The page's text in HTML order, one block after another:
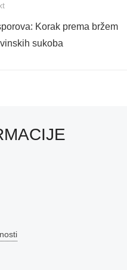
Korak prema bržem
sukoba